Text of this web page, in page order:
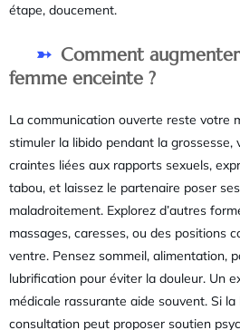
étape, doucement.
Comment
femme enceinte ?
La communication ouverte reste votre
stimuler la libido pendant la grossesse,
craintes liées aux rapports sexuels,
tabou, et laissez le partenaire poser
maladroitement. Explorez d’autres
massages, caresses, ou des positions
ventre. Pensez sommeil, alimentation,
lubrification pour éviter la douleur. Un
médicale rassurante aide souvent. Si
consultation peut proposer soutien